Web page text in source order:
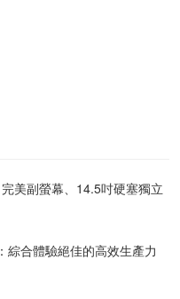
美副螢幕、14.5吋硬塞獨立
綜合體驗絕佳的高效生產力